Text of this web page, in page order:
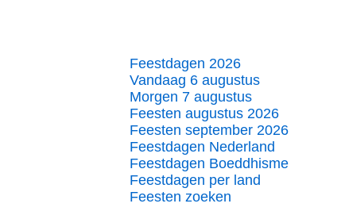
Feestdagen 2026
Vandaag 6 augustus
Morgen 7 augustus
Feesten augustus 2026
Feesten september 2026
Feestdagen Nederland
Feestdagen Boeddhisme
Feestdagen per land
Feesten zoeken